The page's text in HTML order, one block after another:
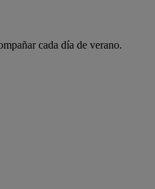
cada día de verano.